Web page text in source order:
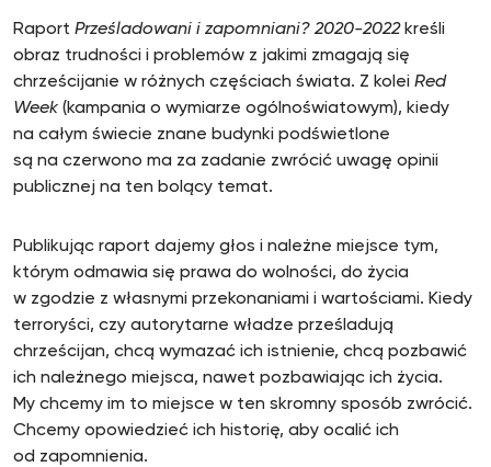
Raport Prześladowani i zapomniani? 2020-2022 kreśli
obraz trudności i problemów z jakimi zmagają się
chrześcijanie w różnych częściach świata. Z kolei Red
Week (kampania o wymiarze ogólnoświatowym), kiedy
na całym świecie znane budynki podświetlone
są na czerwono ma za zadanie zwrócić uwagę opinii
publicznej na ten bolący temat.
Publikując raport dajemy głos i należne miejsce tym,
którym odmawia się prawa do wolności, do życia
w zgodzie z własnymi przekonaniami i wartościami. Kiedy
terroryści, czy autorytarne władze prześladują
chrześcijan, chcą wymazać ich istnienie, chcą pozbawić
ich należnego miejsca, nawet pozbawiając ich życia.
My chcemy im to miejsce w ten skromny sposób zwrócić.
Chcemy opowiedzieć ich historię, aby ocalić ich
od zapomnienia.